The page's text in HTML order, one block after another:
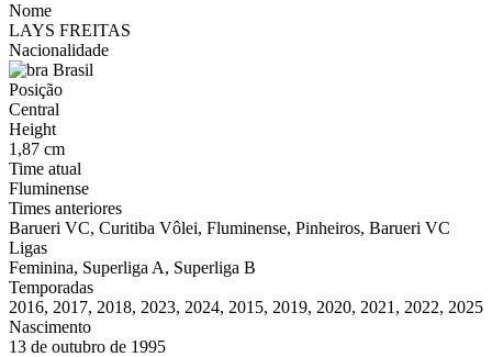
Nome
LAYS FREITAS
Nacionalidade
Brasil
Posição
Central
Height
1,87 cm
Time atual
Fluminense
Times anteriores
Barueri VC, Curitiba Vôlei, Fluminense, Pinheiros, Barueri VC
Ligas
Feminina, Superliga A, Superliga B
Temporadas
2016, 2017, 2018, 2023, 2024, 2015, 2019, 2020, 2021, 2022, 2025
Nascimento
13 de outubro de 1995